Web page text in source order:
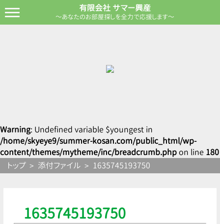
有限会社 サマー興産
～あなたのお部屋探しを全力で応援します～
Warning: Undefined variable $youngest in
/home/skyeye9/summer-kosan.com/public_html/wp-
content/themes/mytheme/inc/breadcrumb.phpon line 180
トップ
添付ファイル 1635745193750
1635745193750